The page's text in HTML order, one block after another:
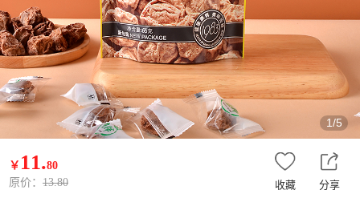
1/5
￥ 11.80
原价： 13.80 收藏 分享